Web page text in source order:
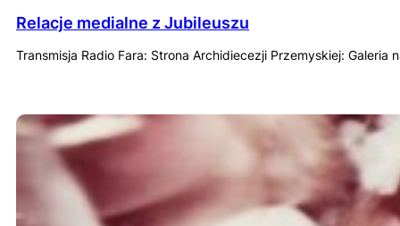
Relacje medialne z Jubileuszu
Transmisja Radio Fara: Strona Archidiecezji Przemyskiej: Galeria